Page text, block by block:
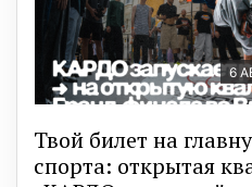
6
Твой билет на
спорта: открытая